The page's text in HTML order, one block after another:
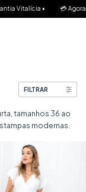
💳 Agora você pode
FILTRAR
tamanhos 36 ao
modernas.